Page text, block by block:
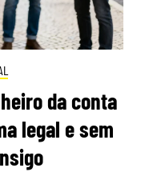
da conta
legal e sem